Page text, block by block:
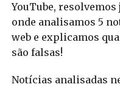
YouTube,
onde analisamos 5
web e explicamos
são falsas!
Notícias analisadas